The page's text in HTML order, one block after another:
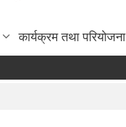
कार्यक्रम तथा परियोजना